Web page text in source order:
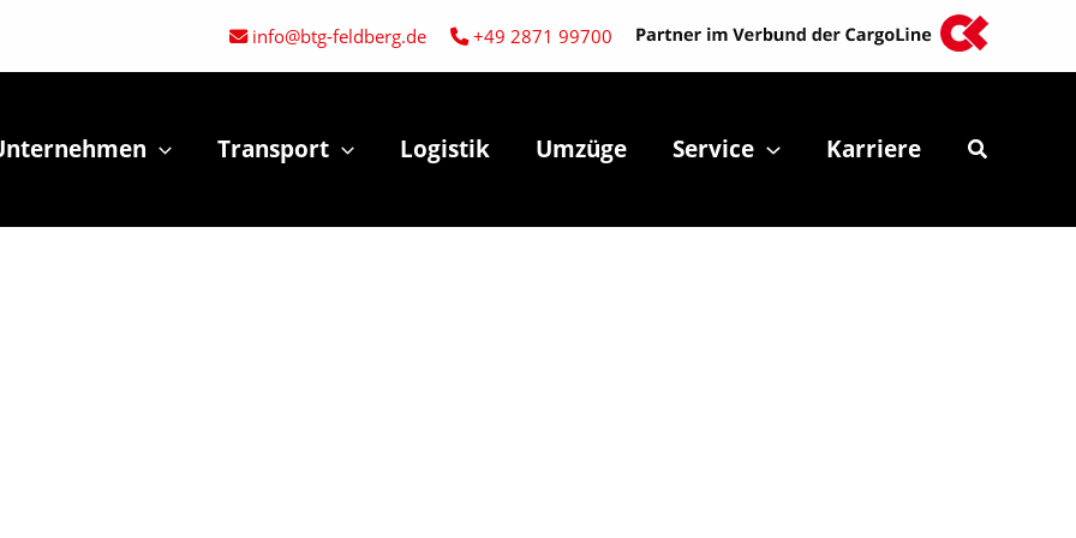
info@btg-feldberg.de +49 2871 99700
Transport Logistik Umzüge Service Karriere